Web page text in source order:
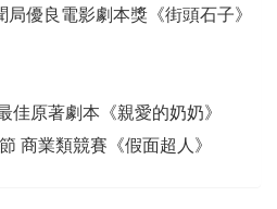
優良電影劇本獎《街頭石子》
佳原著劇本《親愛的奶奶》
商業類競賽《假面超人》